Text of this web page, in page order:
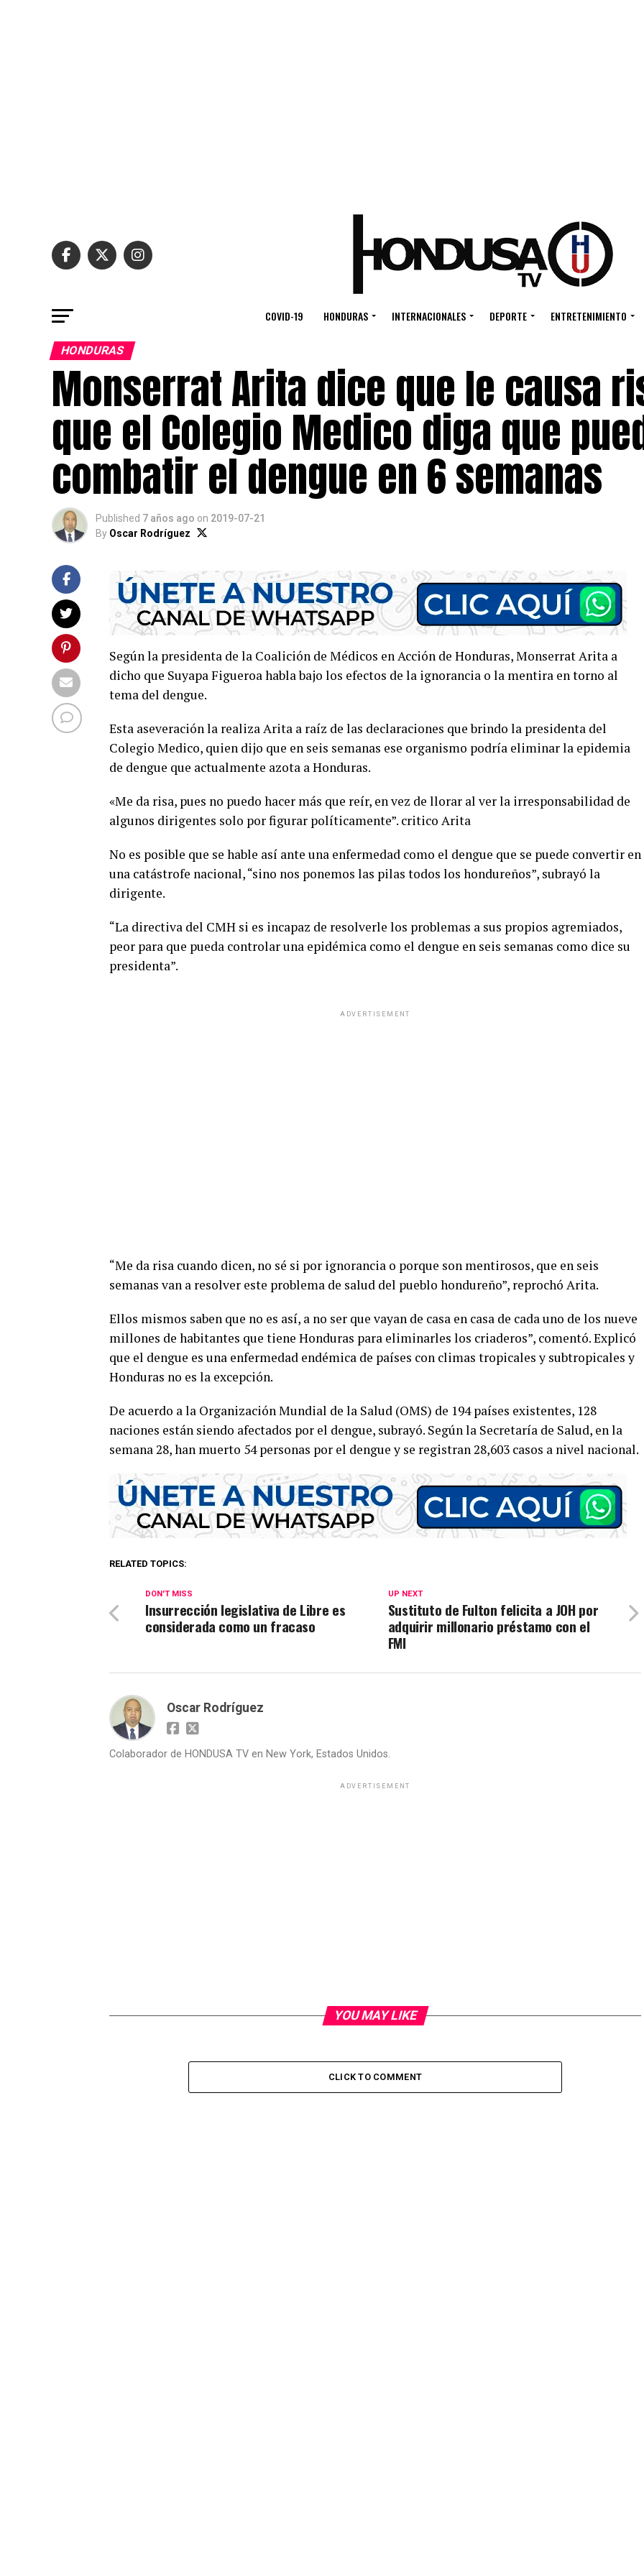
COVID-19 HONDURAS INTERNACIONALES DEPORTE ENTRETENIMIENTO
HONDURAS
Monserrat Arita dice que le causa
que el Colegio Medico diga que
combatir el dengue en 6 semanas
Published 7 años ago on 2019-07-21
By Oscar Rodríguez
Según la presidenta de la Coalición de Médicos en Acción de Honduras, Monserrat Arita a
dicho que Suyapa Figueroa habla bajo los efectos de la ignorancia o la mentira en torno al
tema del dengue.
Esta aseveración la realiza Arita a raíz de las declaraciones que brindo la presidenta del
Colegio Medico, quien dijo que en seis semanas ese organismo podría eliminar la epidemia
de dengue que actualmente azota a Honduras.
«Me da risa, pues no puedo hacer más que reír, en vez de llorar al ver la irresponsabilidad de
algunos dirigentes solo por figurar políticamente”. critico Arita
No es posible que se hable así ante una enfermedad como el dengue que se puede convertir en
una catástrofe nacional, “sino nos ponemos las pilas todos los hondureños”, subrayó la
dirigente.
“La directiva del CMH si es incapaz de resolverle los problemas a sus propios agremiados,
peor para que pueda controlar una epidémica como el dengue en seis semanas como dice su
presidenta”.
ADVERTISEMENT
“Me da risa cuando dicen, no sé si por ignorancia o porque son mentirosos, que en seis
semanas van a resolver este problema de salud del pueblo hondureño”, reprochó Arita.
Ellos mismos saben que no es así, a no ser que vayan de casa en casa de cada uno de los nueve
millones de habitantes que tiene Honduras para eliminarles los criaderos”, comentó. Explicó
que el dengue es una enfermedad endémica de países con climas tropicales y subtropicales y
Honduras no es la excepción.
De acuerdo a la Organización Mundial de la Salud (OMS) de 194 países existentes, 128
naciones están siendo afectados por el dengue, subrayó. Según la Secretaría de Salud, en la
semana 28, han muerto 54 personas por el dengue y se registran 28,603 casos a nivel nacional.
RELATED TOPICS:
UP NEXT
Sustituto de Fulton felicita a JOH por
adquirir millonario préstamo con el
FMI
DON'T MISS
Insurrección legislativa de Libre es
considerada como un fracaso
Oscar Rodríguez
Colaborador de HONDUSA TV en New York, Estados Unidos.
ADVERTISEMENT
YOU MAY LIKE
CLICK TO COMMENT